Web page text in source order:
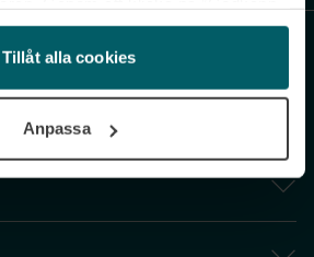
du samtliga cookies medan du
kan anpassa användningen av
ditt samtycke när som helst.
Tillåt alla cookies
Anpassa